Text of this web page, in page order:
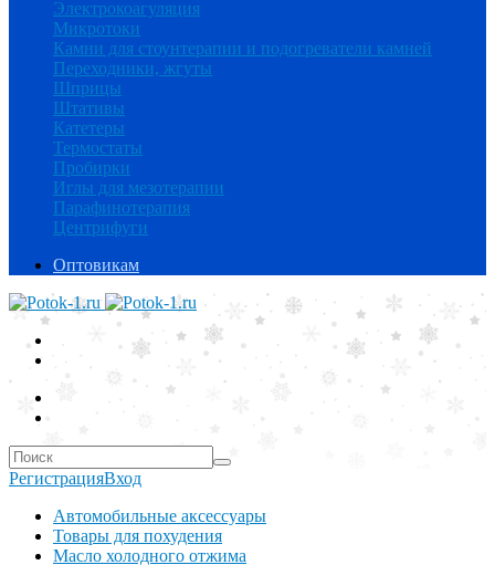
Электрокоагуляция
Микротоки
Камни для стоунтерапии и подогреватели камней
Переходники, жгуты
Шприцы
Штативы
Катетеры
Термостаты
Пробирки
Иглы для мезотерапии
Парафинотерапия
Центрифуги
Оптовикам
РегистрацияВход
Автомобильные аксессуары
Товары для похудения
Масло холодного отжима